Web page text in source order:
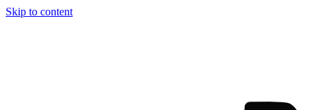
Skip to content